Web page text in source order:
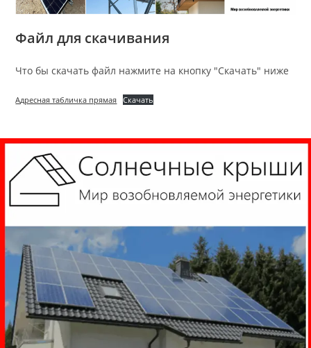
Файл для скачивания
Что бы скачать файл нажмите на кнопку "Скачать" ниже
Адресная табличка прямая Скачать